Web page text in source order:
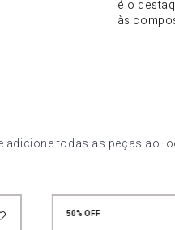
é o
às
adicione todas as peças ao
50% OFF